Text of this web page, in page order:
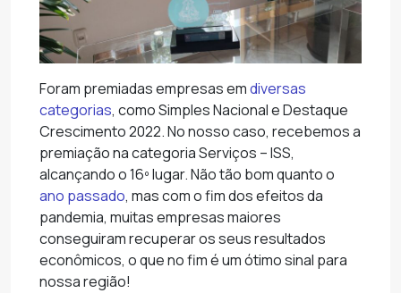
Foram premiadas empresas emdiversas
categorias, como Simples Nacional e Destaque
Crescimento 2022. No nosso caso, recebemos a
premiação na categoria Serviços – ISS,
alcançando o 16º lugar. Não tão bom quanto o
ano passado, mas com o fim dos efeitos da
pandemia, muitas empresas maiores
conseguiram recuperar os seus resultados
econômicos, o que no fim é um ótimo sinal para
nossa região!